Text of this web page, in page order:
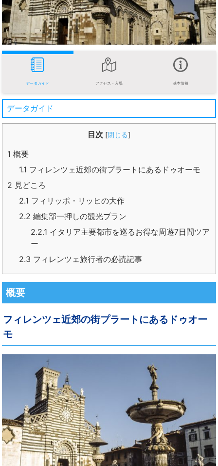
データガイド アクセス・入場 基本情報
データガイド
目次 [閉じる]
1 概要
1.1 フィレンツェ近郊の街プラートにあるドゥオーモ
2 見どころ
2.1 フィリッポ・リッヒの大作
2.2 編集部一押しの観光プラン
2.2.1 イタリア主要都市を巡るお得な周遊7日間ツア
ー
2.3 フィレンツェ旅行者の必読記事
概要
フィレンツェ近郊の街プラートにあるドゥオー
モ